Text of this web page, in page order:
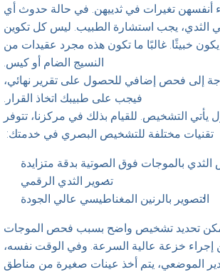
أنفسهن تغيرات في ثدييهن. في حالة حدوث أي
الثدي، يجب استشارة الطبيب. ليس كل تكوين
خبيثًا. غالبًا ما تكون هذه مجرد عقيدات من
النسيج الضام أو كيس.
إلى فحص إضافي للحصول على تقرير نهائي،
فيجب على طبيبك اتخاذ القرار.
يأتي التشخيص. للقيام بذلك في مركزنا، تتوفر
تقنيات مختلفة للتشخيص البصري في خدمتك:
بالموجات فوق الصوتية بدقة متزايدة
تصوير الثدي الرقمي
التصوير بالرنين المغناطيسي عالي الجودة
تحديد تشخيص واضح بسبب فحص الموجات
إجراء خزعة عالية السرعة. وفي الوقت نفسه،
الموضعي، يتم أخذ عينات صغيرة من مناطق